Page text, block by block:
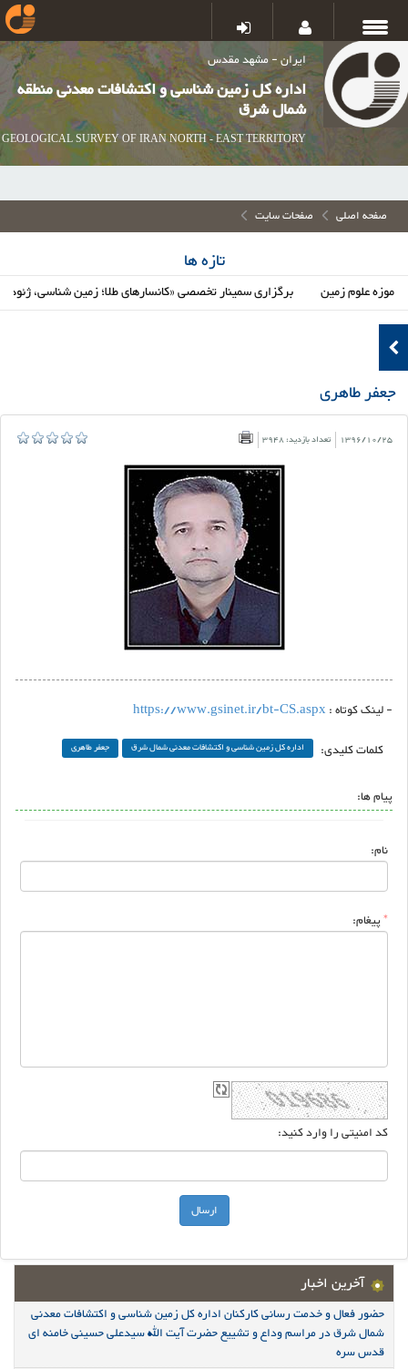
ایران - مشهد مقدس
اداره کل زمین شناسی و اکتشافات معدنی منطقه
شمال شرق
GEOLOGICAL SURVEY OF IRAN NORTH - EAST TERRITORY
صفحه اصلی صفحات سایت
تازه ها
علوم زمین برگزاری سمینار تخصصی «کانسارهای طلا؛ زمین شناسی،
جعفر طاهری
1396/10/25 تعداد بازدید: 3948
- لینک کوتاه : https://www.gsinet.ir/bt-CS.aspx
کلمات کلیدی:
اداره کل زمین شناسی و اکتشافات معدنی شمال شرق جعفر طاهری
پیام ها:
نام:
*پیغام:
کد امنیتی را وارد کنید:
آخرین اخبار
حضور فعال و خدمت رسانی کارکنان اداره کل زمین شناسی و اکتشافات معدنی
شمال شرق در مراسم وداع و تشییع حضرت آیت الله سیدعلی حسینی خامنه ای
قدس سره